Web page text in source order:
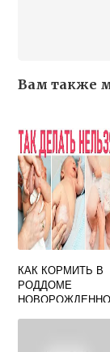
Вам также
КАК КОРМИТЬ В
РОДДОМЕ
НОВОРОЖДЕННО